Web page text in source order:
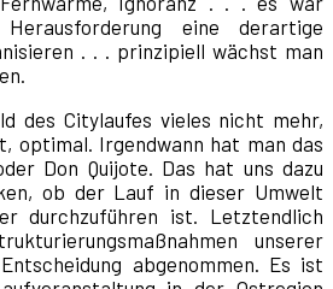
eine derartige
. . . prinzipiell wächst man
des Citylaufes vieles nicht mehr,
optimal. Irgendwann hat man das
Don Quijote. Das hat uns dazu
ob der Lauf in dieser Umwelt
durchzuführen ist. Letztendlich
unserer
abgenommen. Es ist